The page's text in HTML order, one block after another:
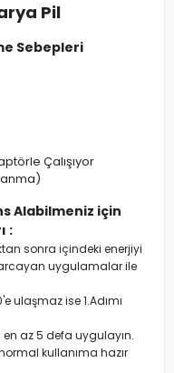
Pil
Sebepleri
Çalışıyor
Alabilmeniz için
:
sonra içindeki enerjiyi
uygulamalar ile
ulaşmaz ise 1.Adımı
az 5 defa uygulayın.
kullanıma hazır